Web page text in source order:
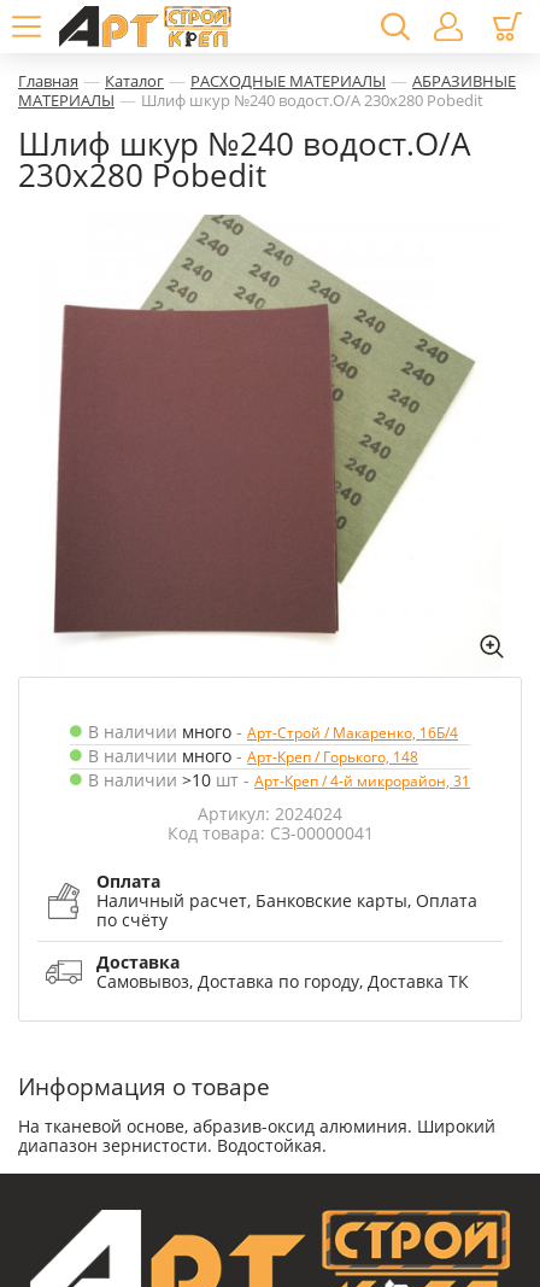
Главная — Каталог — РАСХОДНЫЕ МАТЕРИАЛЫ — АБРАЗИВНЫЕ
МАТЕРИАЛЫ — Шлиф шкур №240 водост.О/А 230х280 Pobedit
Шлиф шкур №240 водост.О/А
230х280 Pobedit
В наличии много - Арт-Строй / Макаренко, 16Б/4
В наличии много - Арт-Креп / Горького, 148
В наличии >10 шт - Арт-Креп / 4-й микрорайон, 31
Артикул: 2024024
Код товара: СЗ-00000041
Оплата
Наличный расчет, Банковские карты, Оплата
по счёту
Доставка
Самовывоз, Доставка по городу, Доставка ТК
Информация о товаре
На тканевой основе, абразив-оксид алюминия. Широкий
диапазон зернистости. Водостойкая.